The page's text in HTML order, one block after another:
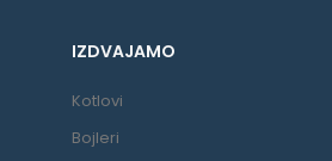
IZDVAJAMO
Kotlovi
Bojleri